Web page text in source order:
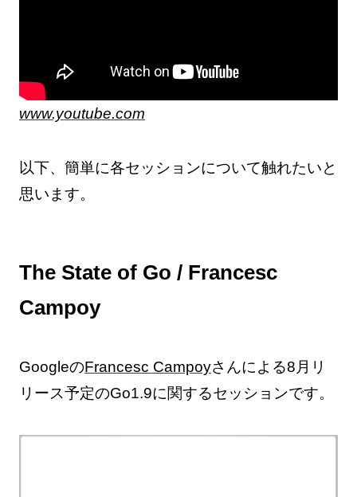
www.youtube.com
以下、簡単に各セッションについて触れたいと
思います。
The State of Go / Francesc
Campoy
GoogleのFrancesc Campoyさんによる8月リ
リース予定のGo1.9に関するセッションです。